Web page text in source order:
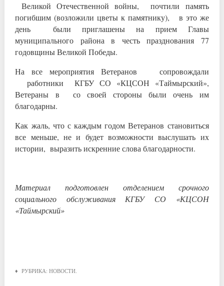
Великой Отечественной войны, почтили память
погибшим (возложили цветы к памятнику), в это же
день были приглашены на прием Главы
муниципального района в честь празднования 77
годовщины Великой Победы.
На все мероприятия Ветеранов сопровождали
работники КГБУ СО «КЦСОН «Таймырский»,
Ветераны в со своей стороны были очень им
благодарны.
Как жаль, что с каждым годом Ветеранов становиться
все меньше, не и будет возможности выслушать их
истории, выразить искренние слова благодарности.
Материал подготовлен отделением срочного
социального обслуживания КГБУ СО «КЦСОН
«Таймырский»
♦ РУБРИКА:НОВОСТИ.